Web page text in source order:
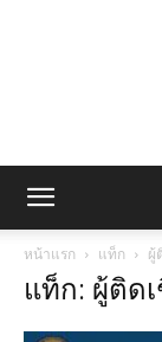
หน้าแรก แท็ก ผู้
แท็ก: ผู้ติด